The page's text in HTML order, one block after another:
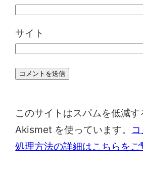
サイト
このサイトはスパムを低減す
Akismet を使っています。
処理方法の詳細はこちらをご